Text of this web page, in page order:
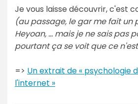
Je vous laisse découvrir, c'est
(au passage, le gar me fait un
Heyoan, ... mais je ne sais pas
pourtant ça se voit que ce
=> Un extrait de « psychologie
l'internet »